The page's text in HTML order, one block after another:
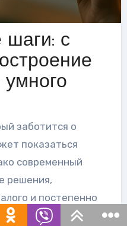
шаги: с
заботится о
показаться
современный
решения,
и постепенно
Главное —